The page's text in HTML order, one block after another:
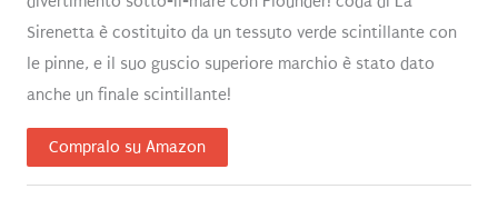
Sirenetta è costituito da un tessuto verde scintillante con
le pinne, e il suo guscio superiore marchio è stato dato
anche un finale scintillante!
Compralo su Amazon